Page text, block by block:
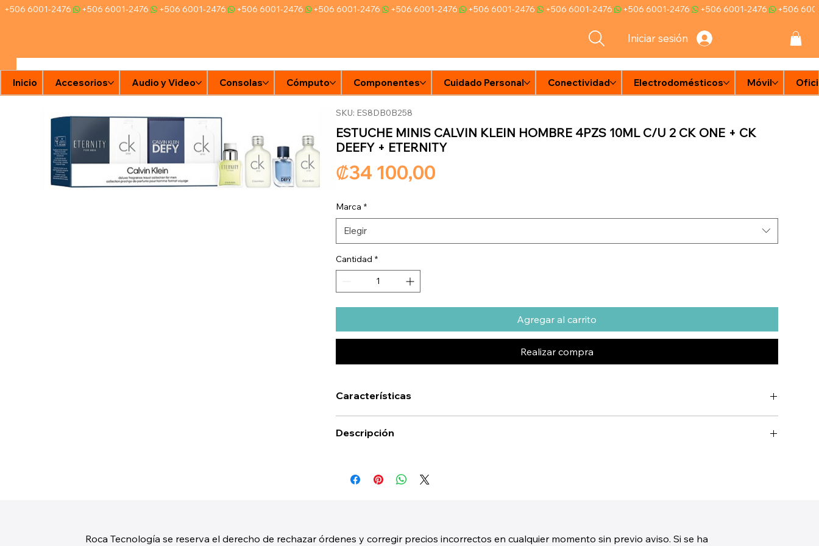
Iniciar sesión
Tien
+506 6001-2476
Inicio Accesorios Audio y Video Consolas Cómputo Componentes Cuidado Personal Conectividad Electrodomésticos Móvil
Roca Tecnología se reserva el derecho de rechazar órdenes y corregir precios incorrectos en cualquier momento sin previo aviso. Si se ha
SKU: ES8DB0B258
ESTUCHE MINIS CALVIN KLEIN HOMBRE 4PZS 10ML C/U 2 CK ONE + CK
DEEFY + ETERNITY
₡34 100,00
Marca *
Elegir
Cantidad *
Agregar al carrito
Realizar compra
Características
Descripción